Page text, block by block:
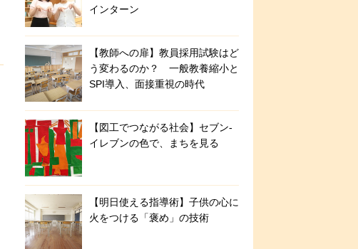
インターン
【教師への扉】教員採用試験はど
う変わるのか？ 一般教養縮小と
SPI導入、面接重視の時代
【図工でつながる社会】セブン‐
イレブンの色で、まちを見る
【明日使える指導術】子供の心に
火をつける「褒め」の技術